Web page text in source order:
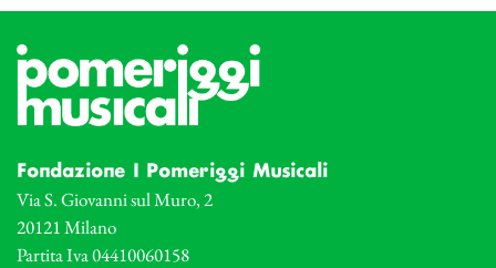
Fondazione I Pomeriggi Musicali
Via S. Giovanni sul Muro, 2
20121 Milano
Partita Iva 04410060158